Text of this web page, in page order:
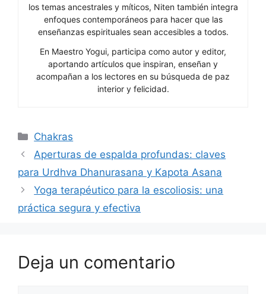
los temas ancestrales y míticos, Niten también integra
enfoques contemporáneos para hacer que las
enseñanzas espirituales sean accesibles a todos.
En Maestro Yogui, participa como autor y editor,
aportando artículos que inspiran, enseñan y
acompañan a los lectores en su búsqueda de paz
interior y felicidad.
Categorías
Chakras
Aperturas de espalda profundas: claves
para Urdhva Dhanurasana y Kapota Asana
Yoga terapéutico para la escoliosis: una
práctica segura y efectiva
Deja un comentario